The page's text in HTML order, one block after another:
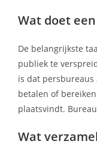
Wat doet
De belangrijkste
publiek te
is dat
betalen of
plaatsvindt.
Wat